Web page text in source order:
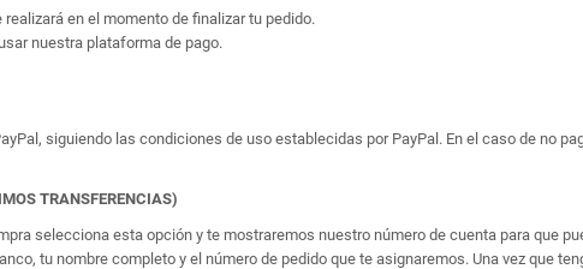
en el momento de finalizar tu pedido.
nuestra plataforma de pago.
siguiendo las condiciones de uso establecidas por PayPal. En el caso de no
TRANSFERENCIAS)
selecciona esta opción y te mostraremos nuestro número de cuenta para que
tu nombre completo y el número de pedido que te asignaremos. Una vez que